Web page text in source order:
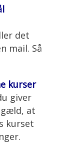
det
mail. Så
kurser
giver
at
kurset